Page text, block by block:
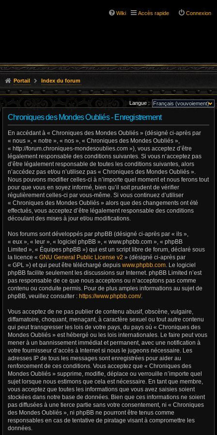
Wiki Accès rapide Connexion
Portail Index du forum
Langue :
Chroniques des Mondes Oubliés - Enregistrement
En accédant à « Chroniques des Mondes Oubliés » (désigné ci-après par
« nous », « notre », « nos », « Chroniques des Mondes Oubliés »,
« http://forum.chroniques-mondesoublies.com »), vous acceptez d’être
légalement responsable des conditions suivantes. Si vous n’acceptez pas
d’être légalement responsable de toutes les conditions suivantes, alors
n’accédez pas et/ou n’utilisez pas « Chroniques des Mondes Oubliés ».
Nous pouvons modifier celles-ci à n’importe quel moment et nous ferons tout
pour que vous en soyez informé, bien qu’il soit prudent de vérifier
régulièrement celles-ci par vous-même. Si vous continuez d’utiliser
« Chroniques des Mondes Oubliés » alors que des changements ont été
effectués, vous acceptez d’être légalement responsable des conditions
découlant des mises à jour et/ou modifications.
Nos forums sont développés par phpBB (désigné ci-après par « ils »,
« eux », « leur », « logiciel phpBB », « www.phpbb.com », « phpBB
Limited », « Équipes phpBB ») qui est un script libre de forum, déclaré sous
la licence « GNU General Public License v2 » (désigné ci-après par
« GPL ») et qui peut être téléchargé depuis www.phpbb.com. Le logiciel
phpBB facilite seulement les discussions sur Internet. phpBB Limited n’est
pas responsable de ce que nous acceptons ou n’acceptons pas comme
contenu ou conduite permis. Pour de plus amples informations au sujet de
phpBB, veuillez consulter : https://www.phpbb.com/.
Vous acceptez de ne pas publier de contenu abusif, obscène, vulgaire,
diffamatoire, choquant, menaçant, à caractère sexuel ou tout autre contenu
qui peut transgresser les lois de votre pays, du pays où « Chroniques des
Mondes Oubliés » est hébergé ou les lois internationales. Le faire peut vous
mener à un bannissement immédiat et permanent, avec une notification à
votre fournisseur d’accès à Internet si nous le jugeons nécessaire. Les
adresses IP de tous les messages sont enregistrées pour aider au
renforcement de ces conditions. Vous acceptez que « Chroniques des
Mondes Oubliés » supprime, modifie, déplace ou verrouille n’importe quel
sujet lorsque nous estimons que cela est nécessaire. En tant que membre,
vous acceptez que toutes les informations que vous avez saisies soient
stockées dans notre base de données. Bien que ces informations ne soient
pas diffusées à une tierce partie sans votre consentement, ni « Chroniques
des Mondes Oubliés », ni phpBB ne pourront être tenus comme
responsables en cas de tentative de piratage visant à compromettre les
données.